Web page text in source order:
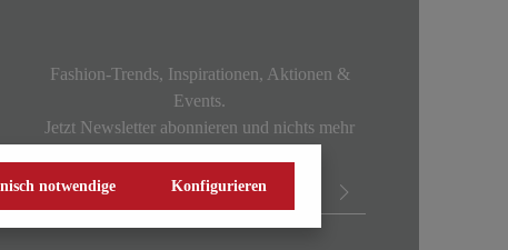
Fashion-Trends, Inspirationen, Aktionen &
Events.
Jetzt Newsletter abonnieren und nichts mehr
notwendige Konfigurieren